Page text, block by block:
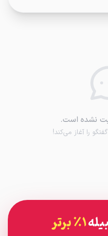
نشده است.
را آغاز می‌کند!
۱٪ برتر